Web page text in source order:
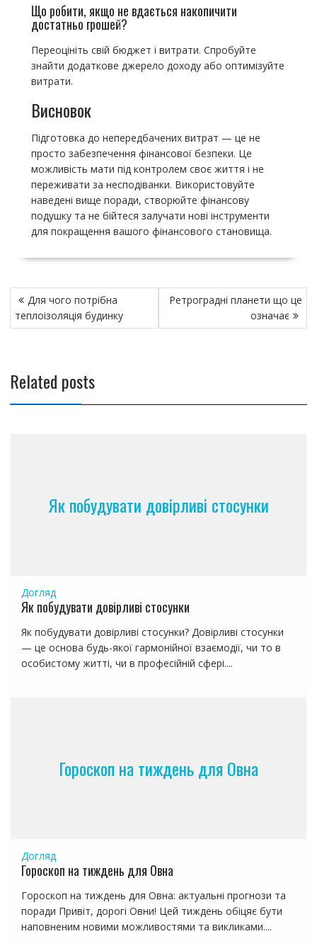
Що робити, якщо не вдається накопичити
достатньо грошей?
Переоцініть свій бюджет і витрати. Спробуйте
знайти додаткове джерело доходу або оптимізуйте
витрати.
Висновок
Підготовка до непередбачених витрат — це не
просто забезпечення фінансової безпеки. Це
можливість мати під контролем своє життя і не
переживати за несподіванки. Використовуйте
наведені вище поради, створюйте фінансову
подушку та не бійтеся залучати нові інструменти
для покращення вашого фінансового становища.
Н
а
в
г
а
ц
Для чого потрібна
теплоізоляція будинку
Ретроградні планети що це
означає
Related posts
Як побудувати довірливі стосунки
Догляд
Як побудувати довірливі стосунки
Як побудувати довірливі стосунки? Довірливі стосунки
— це основа будь-якої гармонійної взаємодії, чи то в
особистому житті, чи в професійній сфері....
Гороскоп на тиждень для Овна
Догляд
Гороскоп на тиждень для Овна
Гороскоп на тиждень для Овна: актуальні прогнози та
поради Привіт, дорогі Овни! Цей тиждень обіцяє бути
наповненим новими можливостями та викликами....